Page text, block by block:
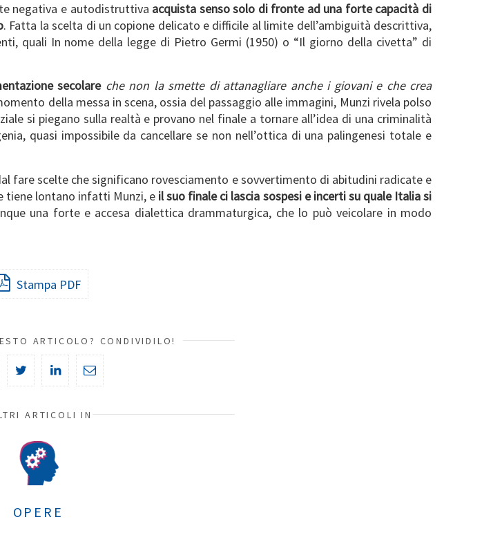
negativa e autodistruttiva acquista senso solo di fronte ad una forte capacità di
. Fatta la scelta di un copione delicato e difficile al limite dell’ambiguità descrittiva,
quali In nome della legge di Pietro Germi (1950) o “Il giorno della civetta” di
secolare che non la smette di attanagliare anche i giovani e che crea
della messa in scena, ossia del passaggio alle immagini, Munzi rivela polso
si piegano sulla realtà e provano nel finale a tornare all’idea di una criminalità
quasi impossibile da cancellare se non nell’ottica di una palingenesi totale e
fare scelte che significano rovesciamento e sovvertimento di abitudini radicate e
tiene lontano infatti Munzi, e il suo finale ci lascia sospesi e incerti su quale Italia si
una forte e accesa dialettica drammaturgica, che lo può veicolare in modo
Stampa PDF
ARTICOLO? CONDIVIDILO!
ARTICOLI IN
OPERE